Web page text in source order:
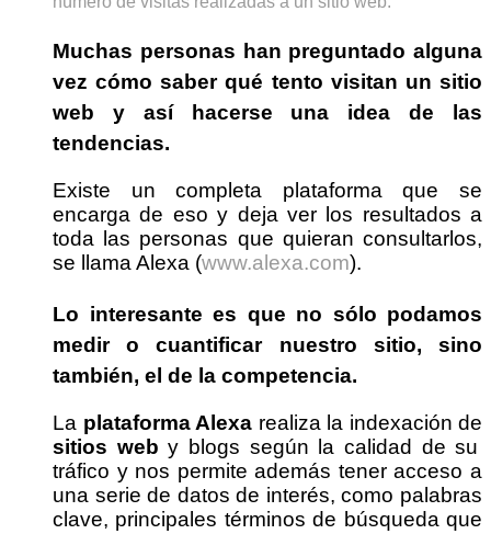
Muchas personas han preguntado alguna
vez cómo saberqué tento visitan un sitio
web y así hacerse una idea de las
tendencias.
Existe un completa plataforma que se
encarga de eso y deja ver los resultados a
toda las personas que quieran consultarlos,
se llama Alexa (www.alexa.com).
Lo interesante es que no sólo podamos
medir o cuantificar nuestro sitio, sino
también, el de la competencia.
La plataforma Alexa realiza la indexación de
sitios web y blogs según la calidad de su
tráfico y nos permite además tener acceso a
una serie de datos de interés, como palabras
clave, principales términos de búsqueda que